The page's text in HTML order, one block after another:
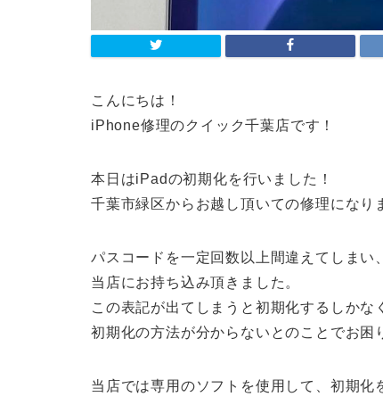
こんにちは！
iPhone修理のクイック千葉店です！
本日はiPadの初期化を行いました！
千葉市緑区からお越し頂いての修理になり
パスコードを一定回数以上間違えてしま
当店にお持ち込み頂きました。
この表記が出てしまうと初期化するしかな
初期化の方法が分からないとのことでお困
当店では専用のソフトを使用して、初期